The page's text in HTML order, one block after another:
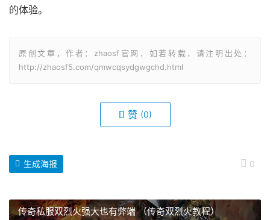
的体验。
原创文章，作者：zhaosf官网，如若转载，请注明出处：
http://zhaosf5.com/qmwcqsydgwgchd.html
赞 (0)
0
生成海报
传奇私服双烈火强大也有弊端 （传奇双烈火教程）